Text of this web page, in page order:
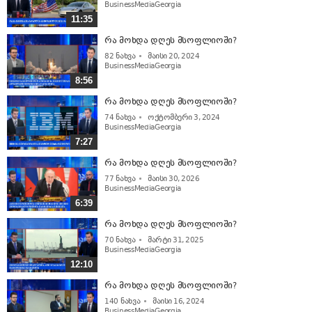
11:35
BusinessMediaGeorgia
8:56
რა მოხდა დღეს მსოფლიოში?
82 ნახვა
მაისი 20, 2024
BusinessMediaGeorgia
7:27
რა მოხდა დღეს მსოფლიოში?
74 ნახვა
ოქტომბერი 3, 2024
BusinessMediaGeorgia
6:39
რა მოხდა დღეს მსოფლიოში?
77 ნახვა
მაისი 30, 2026
BusinessMediaGeorgia
12:10
რა მოხდა დღეს მსოფლიოში?
70 ნახვა
მარტი 31, 2025
BusinessMediaGeorgia
რა მოხდა დღეს მსოფლიოში?
140 ნახვა
მაისი 16, 2024